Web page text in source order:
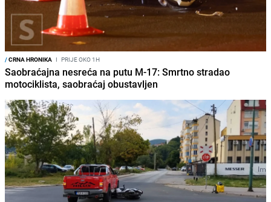
/CRNA HRONIKA I PRIJE OKO 1H
Saobraćajna nesreća na putu M-17: Smrtno stradao
motociklista, saobraćaj obustavljen